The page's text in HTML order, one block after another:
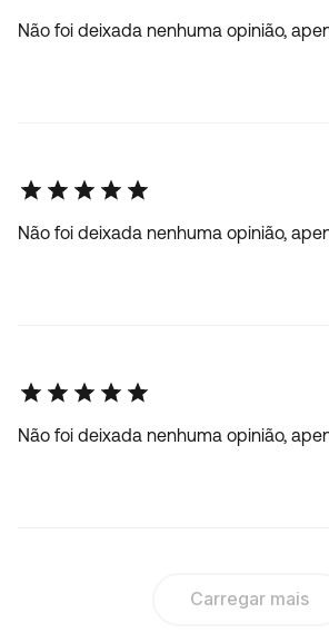
Não foi deixada nenhuma opinião,
Não foi deixada nenhuma opinião,
Não foi deixada nenhuma opinião,
Carregar mais